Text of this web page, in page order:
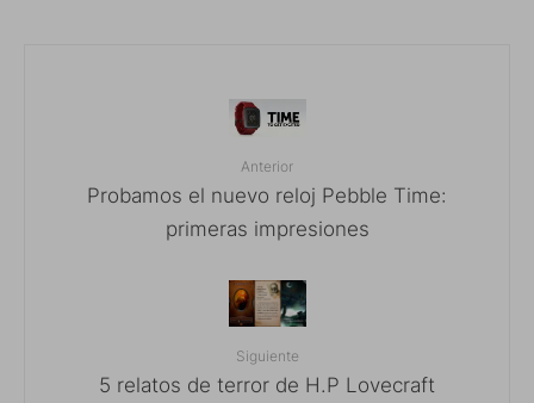
Anterior
Probamos el nuevo reloj Pebble Time:
primeras impresiones
Siguiente
5 relatos de terror de H.P Lovecraft